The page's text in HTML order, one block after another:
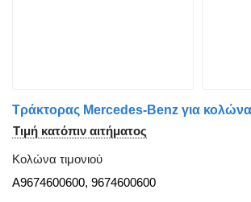
Τιμή κατόπιν αιτήματος
Κολώνα τιμονιού
A9674600600, 9674600600